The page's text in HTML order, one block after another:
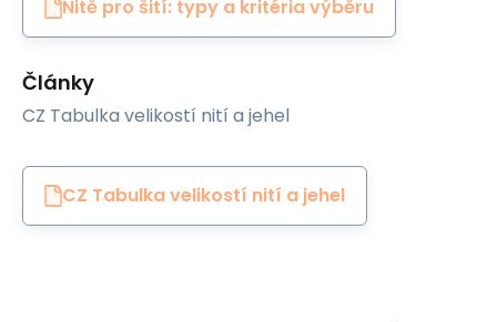
Nitě pro šití: typy a kritéria výběru
Články
CZ Tabulka velikostí nití a jehel
CZ Tabulka velikostí nití a jehel